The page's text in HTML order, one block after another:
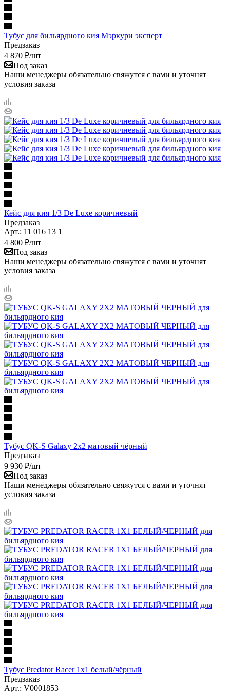
Тубус для бильярдного кия Мэркури эксперт
Предзаказ
4 870 ₽/шт
Под заказ
Наши менеджеры обязательно свяжутся с вами и уточнят
условия заказа
Кейс для кия 1/3 De Luxe коричневый
Предзаказ
Арт.: 11 016 13 1
4 800 ₽/шт
Под заказ
Наши менеджеры обязательно свяжутся с вами и уточнят
условия заказа
Тубус QK-S Galaxy 2x2 матовый чёрный
Предзаказ
9 930 ₽/шт
Под заказ
Наши менеджеры обязательно свяжутся с вами и уточнят
условия заказа
Тубус Predator Racer 1x1 белый/чёрный
Предзаказ
Арт.: V0001853